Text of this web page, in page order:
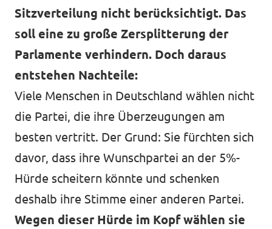
Datenschutz
Impressum
Sitzverteilung nicht berücksichtigt. Das
soll eine zu große Zersplitterung der
Parlamente verhindern. Doch daraus
entstehen Nachteile:
Viele Menschen in Deutschland wählen nicht
die Partei, die ihre Überzeugungen am
besten vertritt. Der Grund: Sie fürchten sich
davor, dass ihre Wunschpartei an der 5%-
Hürde scheitern könnte und schenken
deshalb ihre Stimme einer anderen Partei.
Wegen dieser Hürde im Kopf wählen sie